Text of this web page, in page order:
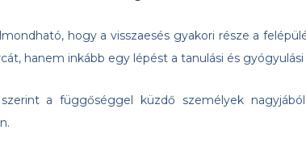
hogy a visszaesés gyakori része a
hanem inkább egy lépést a tanulási és
a függőséggel küzdő személyek